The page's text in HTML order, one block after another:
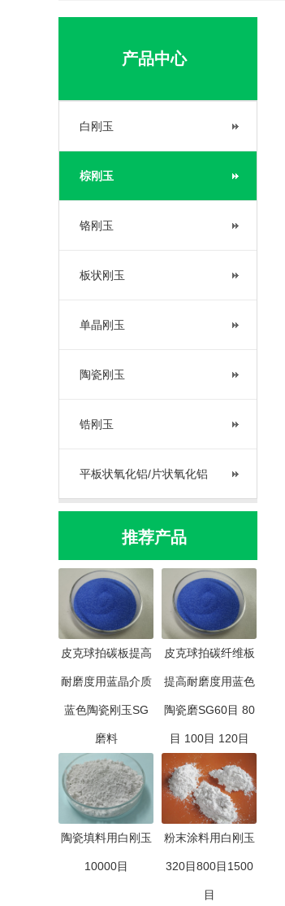
产品中心
白刚玉
棕刚玉
铬刚玉
板状刚玉
单晶刚玉
陶瓷刚玉
锆刚玉
平板状氧化铝/片状氧化铝
推荐产品
皮克球拍碳板提高
耐磨度用蓝晶介质
蓝色陶瓷刚玉SG
磨料
皮克球拍碳纤维板
提高耐磨度用蓝色
陶瓷磨SG60目 80
目 100目 120目
陶瓷填料用白刚玉
10000目
粉末涂料用白刚玉
320目800目1500
目